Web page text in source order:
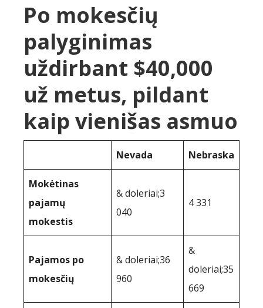
Po mokesčių
palyginimas
uždirbant $40,000
už metus, pildant
kaip vienišas asmuo
Nevada Nebraska
Mokėtinas
pajamų
mokestis
& doleriai;3
040
4 331
Pajamos po
mokesčių
& doleriai;36
960
&
doleriai;35
669